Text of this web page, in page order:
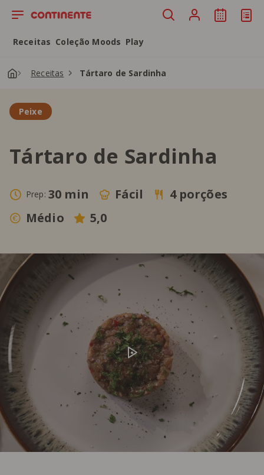
Saltar para o conteúdo principal
Receitas Coleção Moods Play
Receitas Tártaro de Sardinha
Peixe
Tártaro de Sardinha
Prep: 30 min Fácil
4 porções
Médio
5,0